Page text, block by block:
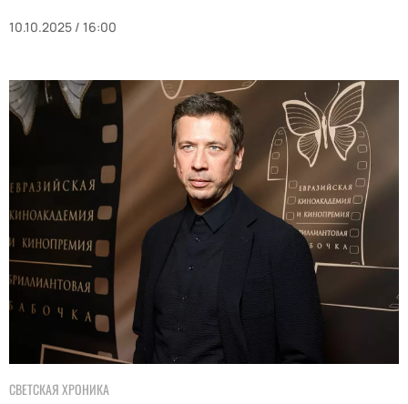
10.10.2025 / 16:00
СВЕТСКАЯ ХРОНИКА